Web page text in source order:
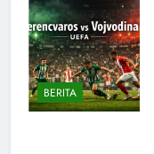
BERITA